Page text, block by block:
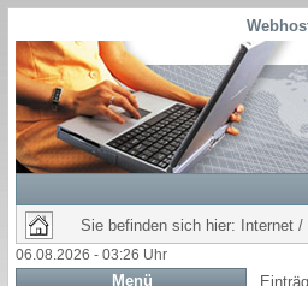
Sie befinden sich hier: Internet /
06.08.2026 - 03:26 Uhr
Menü